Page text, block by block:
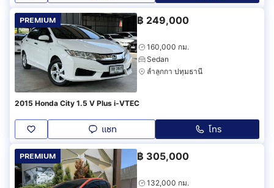
PREMIUM ฿ 249,000
160,000 กม.
Sedan
ลำลูกกา ปทุมธานี
2015 Honda City 1.5 V Plus i-VTEC
แชท โทร
PREMIUM ฿ 305,000
132,000 กม.